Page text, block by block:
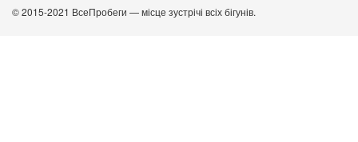
© 2015-2021 ВсеПробеги — місце зустрічі всіх бігунів.